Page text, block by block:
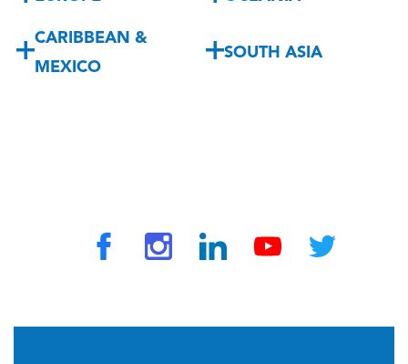
CARIBBEAN &
MEXICO
SOUTH ASIA